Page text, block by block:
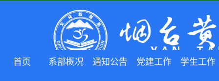
首页 系部概况 通知公告 党建工作 学生工作